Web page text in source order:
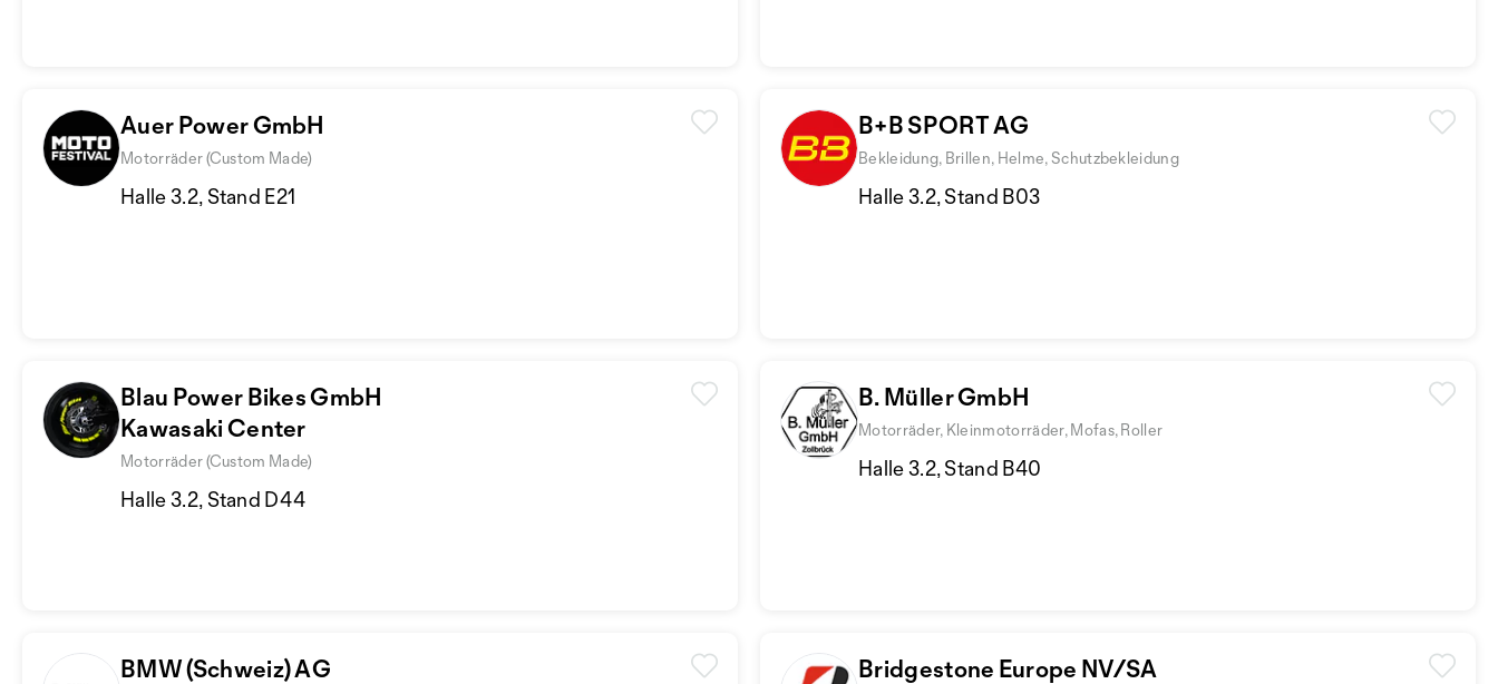
Auer Power GmbH
Motorräder (Custom Made)
Halle 3.2, Stand E21
B+B SPORT AG
Bekleidung, Brillen, Helme, Schutzbekleidung
Halle 3.2, Stand B03
Blau Power Bikes GmbH
Kawasaki Center
Motorräder (Custom Made)
Halle 3.2, Stand D44
B. Müller GmbH
Motorräder, Kleinmotorräder, Mofas, Roller
Halle 3.2, Stand B40
BMW (Schweiz) AG
Bridgestone Europe NV/SA